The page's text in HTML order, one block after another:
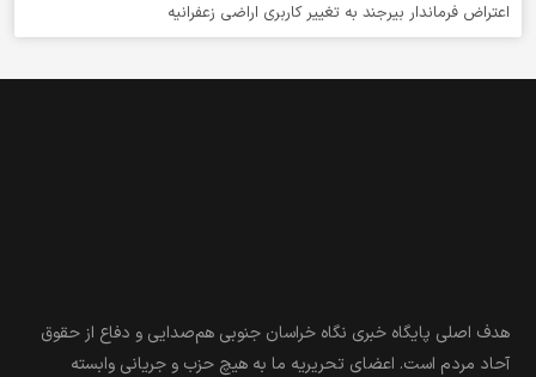
اعتراض فرماندار بیرجند به تغییر کاربری اراضی زعفرانیه
هدف اصلی پایگاه خبری نگاه خراسان جنوبی هم‌صدایی و دفاع از حقوق
آحاد مردم است. اعضای تحریریه ما به هیچ حزب و جریانی وابسته